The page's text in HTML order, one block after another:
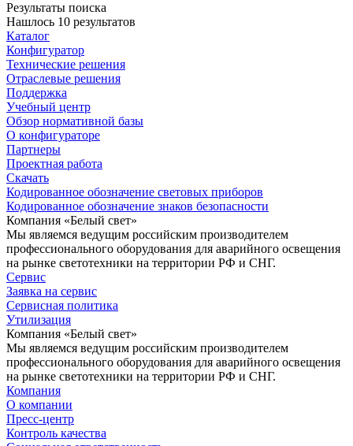
Результаты поиска
Нашлось 10 результатов
Каталог
Конфигуратор
Технические решения
Отраслевые решения
Поддержка
Учебный центр
Обзор нормативной базы
О конфигураторе
Партнеры
Проектная работа
Скачать
Кодированное обозначение световых приборов
Кодированное обозначение знаков безопасности
Компания «Белый свет»
Мы являемся ведущим российским производителем
профессионального оборудования для аварийного освещения
на рынке светотехники на территории РФ и СНГ.
Сервис
Заявка на сервис
Сервисная политика
Утилизация
Компания «Белый свет»
Мы являемся ведущим российским производителем
профессионального оборудования для аварийного освещения
на рынке светотехники на территории РФ и СНГ.
Компания
О компании
Пресс-центр
Контроль качества